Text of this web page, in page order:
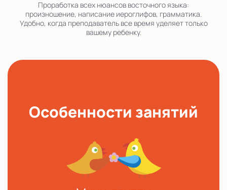
Проработка всех нюансов восточного языка:
произношение, написание иероглифов, грамматика.
Удобно, когда преподаватель все время уделяет только
вашему ребенку.
Особенности занятий